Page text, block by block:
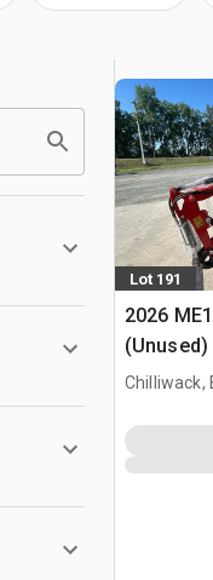
Lot 191
2026
(Unused)
Chilliwack,